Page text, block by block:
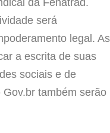
será
legal. As
a escrita de suas
sociais e de
também serão